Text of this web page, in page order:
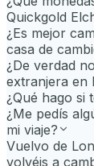
Quickgold
¿Es mejor
casa de
¿De verdad
extranjera en
¿Qué hago si
¿Me pedís
mi viaje?
Vuelvo de
volvéis a